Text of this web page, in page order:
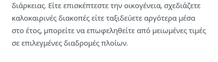
διάρκειας. Είτε επισκέπτεστε την οικογένεια, σχεδιάζετε
καλοκαιρινές διακοπές είτε ταξιδεύετε αργότερα μέσα
στο έτος, μπορείτε να επωφεληθείτε από μειωμένες τιμές
σε επιλεγμένες διαδρομές πλοίων.